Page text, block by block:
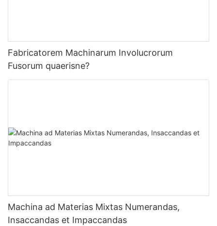
Fabricatorem Machinarum Involucrorum
Fusorum quaerisne?
Machina ad Materias Mixtas Numerandas,
Insaccandas et Impaccandas